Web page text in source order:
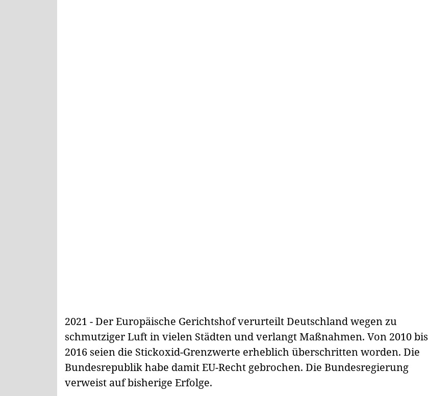
2021 - Der Europäische Gerichtshof verurteilt Deutschland wegen zu
schmutziger Luft in vielen Städten und verlangt Maßnahmen. Von 2010 bis
2016 seien die Stickoxid-Grenzwerte erheblich überschritten worden. Die
Bundesrepublik habe damit EU-Recht gebrochen. Die Bundesregierung
verweist auf bisherige Erfolge.